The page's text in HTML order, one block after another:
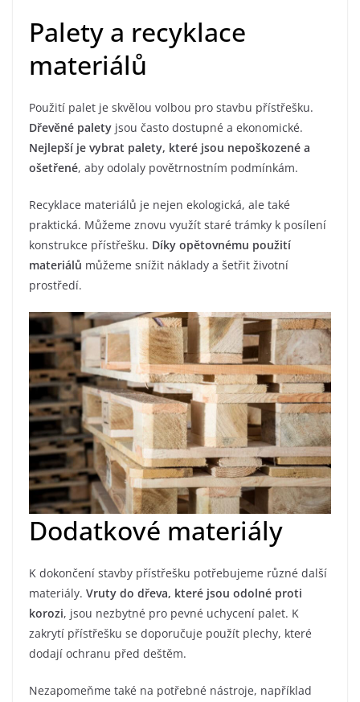
Palety a recyklace
materiálů
Použití palet je skvělou volbou pro stavbu přístřešku.
Dřevěné palety jsou často dostupné a ekonomické.
Nejlepší je vybrat palety, které jsou nepoškozené a
ošetřené, aby odolaly povětrnostním podmínkám.
Recyklace materiálů je nejen ekologická, ale také
praktická. Můžeme znovu využít staré trámky k posílení
konstrukce přístřešku. Díky opětovnému použití
materiálů můžeme snížit náklady a šetřit životní
prostředí.
Dodatkové materiály
K dokončení stavby přístřešku potřebujeme různé další
materiály. Vruty do dřeva, které jsou odolné proti
korozi, jsou nezbytné pro pevné uchycení palet. K
zakrytí přístřešku se doporučuje použít plechy, které
dodají ochranu před deštěm.
Nezapomeňme také na potřebné nástroje, například